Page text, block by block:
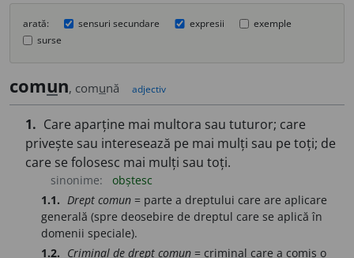
arată: sensuri secundare expresii
exemple
surse
comun, comună adjectiv
1. Care aparține mai multora sau tuturor; care
privește sau interesează pe mai mulți sau pe toți; de
care se folosesc mai mulți sau toți.
sinonime:
obștesc
1.1. Drept comun = parte a dreptului care are aplicare
generală (spre deosebire de dreptul care se aplică în
domenii speciale).
1.2. Criminal de drept comun = criminal care a comis o